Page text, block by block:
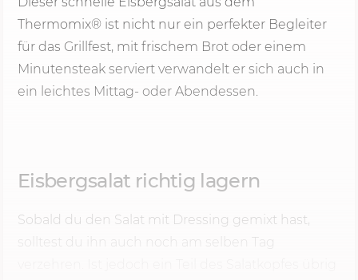
Thermomix® ist nicht nur ein perfekter Begleiter
für das Grillfest, mit frischem Brot oder einem
Minutensteak serviert verwandelt er sich auch in
ein leichtes Mittag- oder Abendessen.
Eisbergsalat richtig lagern
Sobald du den Salat mit Dressing gemixt hast,
solltest du ihn auch noch am selben Tag